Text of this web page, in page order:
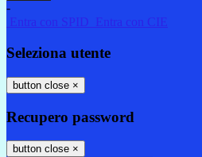
-
Entra con SPID
Entra con CIE
Seleziona utente
button close ×
Recupero password
button close ×